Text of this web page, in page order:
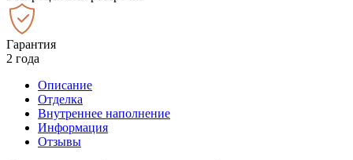
Гарантия
2 года
Описание
Отделка
Внутреннее наполнение
Информация
Отзывы